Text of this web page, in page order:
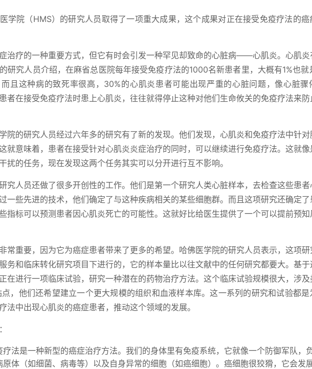
学院（HMS）的研究人员取得了一项重大成果，这个成果对正在接受免疫疗法的癌
治疗的一种重要方式，但它有时会引发一种罕见却致命的心脏病——心肌炎。心肌炎
研究人员介绍，在麻省总医院每年接受免疫疗法的1000名新患者里，大概有1%也就
且这种病的致死率很高，30%的心肌炎患者可能出现严重的心脏问题，像心脏骤
者在接受免疫疗法时患上心肌炎，往往就得停止这种对他们生命攸关的免疫疗法来防
院的研究人员经过六年多的研究有了新的发现。他们发现，心肌炎和免疫疗法中针
就意味着，患者在接受针对心肌炎炎症治疗的同时，可以继续进行免疫疗法。这就
扰的任务，现在发现这两个任务其实可以分开进行互不影响。
究人员还做了很多开创性的工作。他们是第一个研究人类心脏样本，去检查这些患者
一些先进的技术，他们确定了与这种疾病相关的某些细胞群。而且这项研究还确定
指标可以预测患者因心肌炎死亡的可能性。这就好比给医生提供了一个可以提前预
常重要，因为它为癌症患者带来了更多的希望。哈佛医学院的研究人员表示，这项研
务和临床转化研究项目下进行的，它的样本量比以往文献中的任何研究都要大。基
在进行一项临床试验，研究一种潜在的药物治疗方法。这个临床试验规模很大，涉及
，他们还希望建立一个更大规模的组织和血液样本库。这一系列的研究和试验都是
法中出现心肌炎的癌症患者，推动这个领域的发展。
：
疗法是一种新型的癌症治疗方法。我们的身体里有免疫系统，它就像一个防御军队，
原体（如细菌、病毒等）以及自身异常的细胞（如癌细胞）。癌细胞很狡猾，它会发